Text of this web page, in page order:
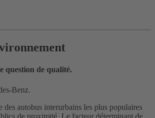
question de qualité.
Benz.
autobus interurbains les plus populaires
de proximité. Le facteur déterminant de